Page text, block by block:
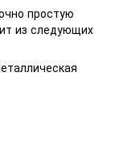
простую
из следующих